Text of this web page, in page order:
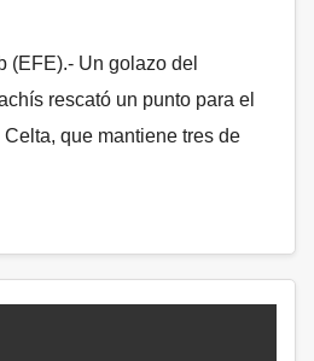
(EFE).- Un golazo del
rescató un punto para el
que mantiene tres de